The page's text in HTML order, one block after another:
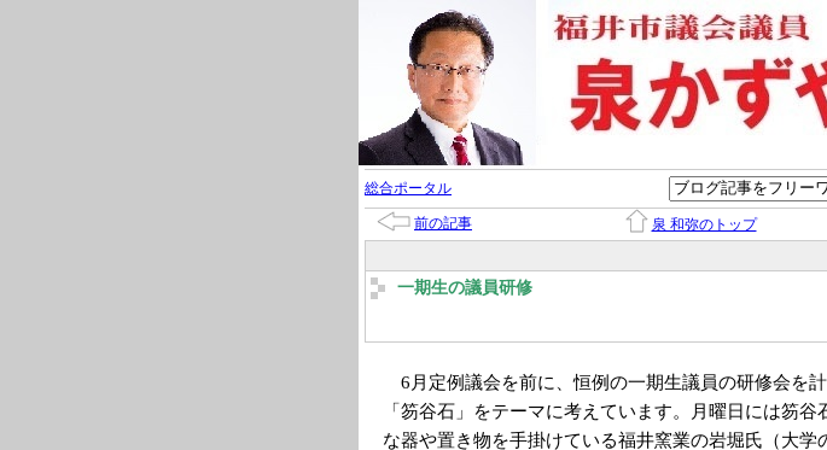
総合ポータル
前の記事 泉 和弥のトップ
一期生の議員研修
6月定例議会を前に、恒例の一期生議員の研修会を計
「笏谷石」をテーマに考えています。月曜日には笏谷
な器や置き物を手掛けている福井窯業の岩堀氏（大学